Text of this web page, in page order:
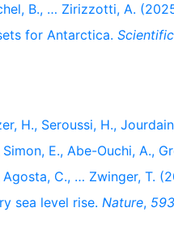
B., … Zirizzotti, A.
for Antarctica.
H., Seroussi, H.,
E., Abe-Ouchi, A.,
Agosta, C., … Zwinger, T.
sea level rise. Nature, 593